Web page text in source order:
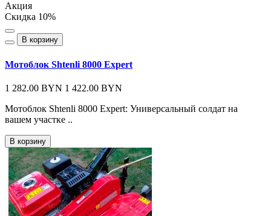
Акция
Скидка 10%
В корзину
Мотоблок Shtenli 8000 Expert
1 282.00 BYN 1 422.00 BYN
Мотоблок Shtenli 8000 Expert: Универсальный солдат на
вашем участке ..
В корзину